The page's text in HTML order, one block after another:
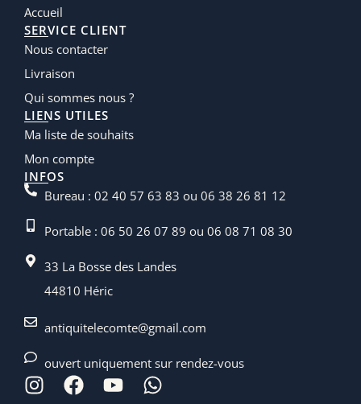
Accueil
SERVICE CLIENT
Nous contacter
Livraison
Qui sommes nous ?
LIENS UTILES
Ma liste de souhaits
Mon compte
INFOS
Bureau : 02 40 57 63 83 ou 06 38 26 81 12
Portable : 06 50 26 07 89 ou 06 08 71 08 30
33 La Bosse des Landes
44810 Héric
antiquitelecomte@gmail.com
ouvert uniquement sur rendez-vous